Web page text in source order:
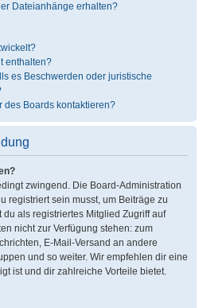
Dateianhänge erhalten?
enthalten?
es Beschwerden oder juristische
des Boards kontaktieren?
zwingend. Die Board-Administration
registriert sein musst, um Beiträge zu
als registriertes Mitglied Zugriff auf
nicht zur Verfügung stehen: zum
E-Mail-Versand an andere
und so weiter. Wir empfehlen dir eine
ist und dir zahlreiche Vorteile bietet.